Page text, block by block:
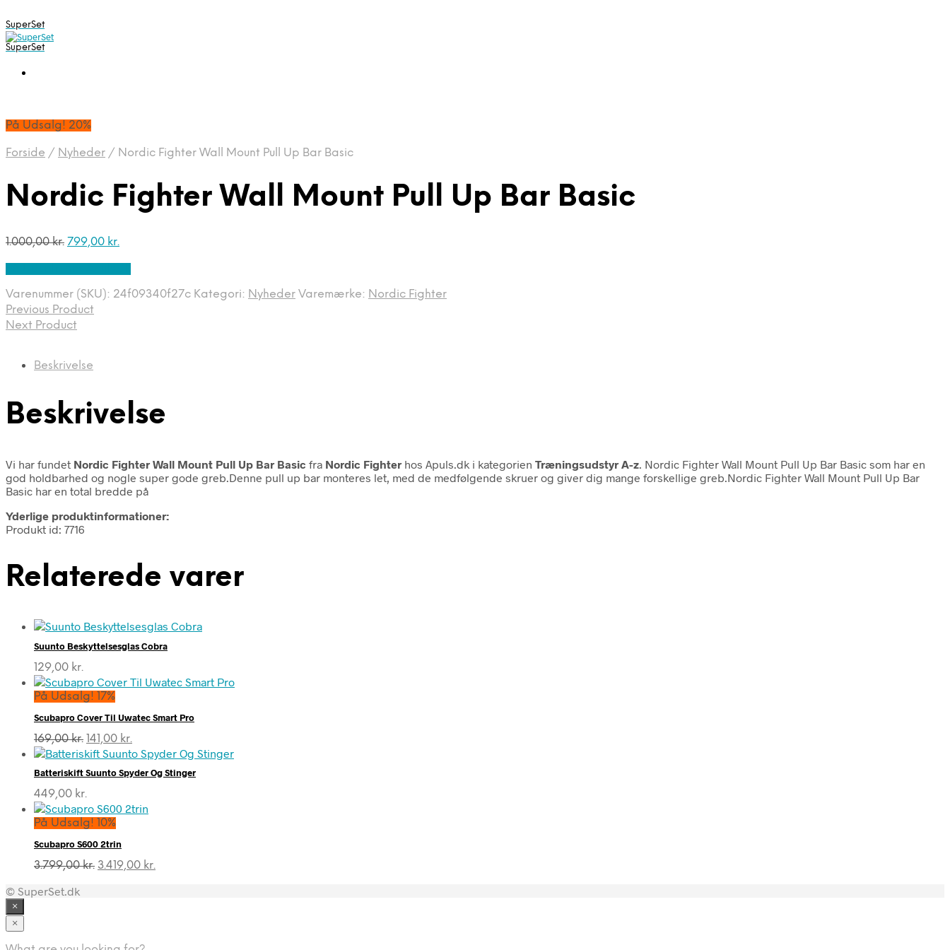
SuperSet
SuperSet
På Udsalg! 20%
Forside / Nyheder / Nordic Fighter Wall Mount Pull Up Bar Basic
Nordic Fighter Wall Mount Pull Up Bar Basic
1.000,00kr. Den
1.000,00 kr..
799,00 kr.
799,00 kr..
Varenummer (SKU): 24f09340f27c Kategori: Nyheder Varemærke: Nordic Fighter
Previous Product
Next Product
Beskrivelse
Beskrivelse
Vi har fundet Nordic Fighter Wall Mount Pull Up Bar Basic fra Nordic Fighter hos Apuls.dk i kategorien Træningsudstyr A-z . Nordic Fighter Wall Mount Pull Up Bar Basic som har en
god holdbarhed og nogle super gode greb.Denne pull up bar monteres let, med de medfølgende skruer og giver dig mange forskellige greb.Nordic Fighter Wall Mount Pull Up Bar
Basic har en total bredde på
Yderlige produktinformationer:
Produkt id: 7716
Relaterede varer
Suunto Beskyttelsesglas Cobra
129,00 kr.
På Udsalg! 17%
Scubapro Cover Til Uwatec Smart Pro
169,00kr. Den
oprindelige
var:
169,00 kr..
141,00 kr.
aktuelle
er:
Batteriskift Suunto Spyder Og Stinger
449,00 kr.
På Udsalg! 10%
Scubapro S600 2trin
3.799,00kr. Den
3.419,00 kr.
© SuperSet.dk
×
×